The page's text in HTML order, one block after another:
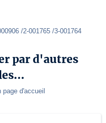
/2-001765 /3-001764
par d'autres
d'accueil